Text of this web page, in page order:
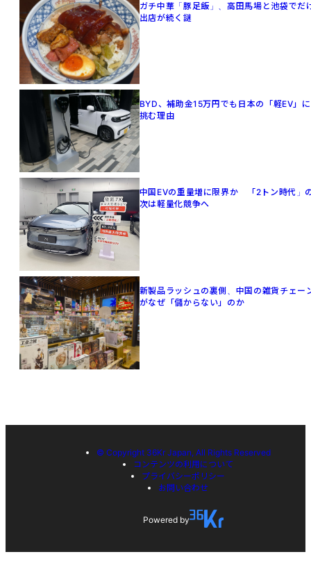
ガチ中華「豚足飯」、高田馬場と池袋でだ
出店が続く謎
BYD、補助金15万円でも日本の「軽EV」に
挑む理由
中国EVの重量増に限界か 「2トン時代」
次は軽量化競争へ
新製品ラッシュの裏側、中国の雑貨チェー
がなぜ「儲からない」のか
© Copyright 36Kr Japan, All Rights Reserved
コンテンツの利用について
プライバシーポリシー
お問い合わせ
Powered by